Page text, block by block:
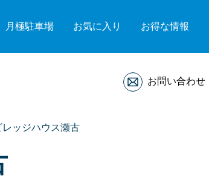
月極駐車場 お気に入り お得な情報
お問い合わせ
レッジハウス瀬古